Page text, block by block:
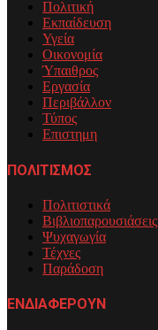
Πολιτική
Εκπαίδευση
Υγεία
Οικονομία
Ύπαιθρος
Εργασία
Περιβάλλον
Τύπος
Επιστημη
ΠΟΛΙΤΙΣΜΟΣ
Πολιτιστικά
Βιβλιοπαρουσιάσεις
Ψυχαγωγία
Τέχνες
Παράδοση
ΕΝΔΙΑΦΕΡΟΥΝ